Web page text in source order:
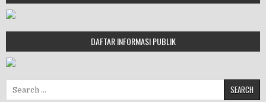
DAFTAR INFORMASI PUBLIK